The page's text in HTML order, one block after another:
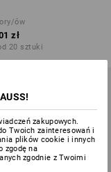
ów
zł
20 sztuki
zakupowych.
Twoich zainteresowań i
plików cookie i innych
zgodę na
zgodnie z Twoimi